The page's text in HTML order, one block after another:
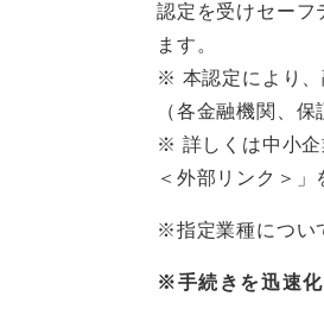
認定を受けセーフ
ます。
※ 本認定により、
（各金融機関、
※ 詳しくは中小
＜外部リンク＞
※指定業種につい
※手続きを迅速化